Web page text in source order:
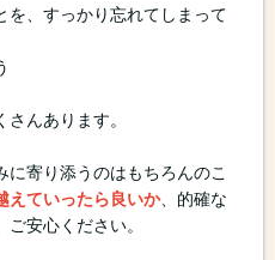
を、すっかり忘れてしまって
んあります。
に寄り添うのはもちろんのこ
えていったら良いか、的確な
安心ください。